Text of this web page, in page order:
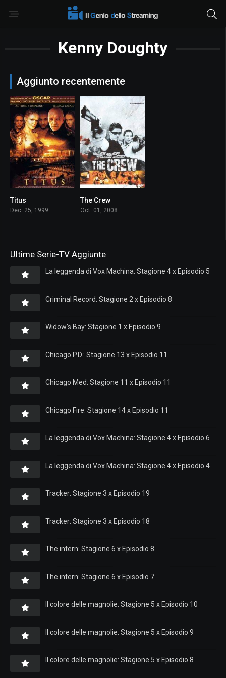
Kenny Doughty
Aggiunto recentemente
Titus
Dec. 25, 1999
The Crew
Oct. 01, 2008
Ultime Serie-TV Aggiunte
La leggenda di Vox Machina: Stagione 4 x Episodio 5
Criminal Record: Stagione 2 x Episodio 8
Widow’s Bay: Stagione 1 x Episodio 9
Chicago P.D.: Stagione 13 x Episodio 11
Chicago Med: Stagione 11 x Episodio 11
Chicago Fire: Stagione 14 x Episodio 11
La leggenda di Vox Machina: Stagione 4 x Episodio 6
La leggenda di Vox Machina: Stagione 4 x Episodio 4
Tracker: Stagione 3 x Episodio 19
Tracker: Stagione 3 x Episodio 18
The intern: Stagione 6 x Episodio 8
The intern: Stagione 6 x Episodio 7
Il colore delle magnolie: Stagione 5 x Episodio 10
Il colore delle magnolie: Stagione 5 x Episodio 9
Il colore delle magnolie: Stagione 5 x Episodio 8